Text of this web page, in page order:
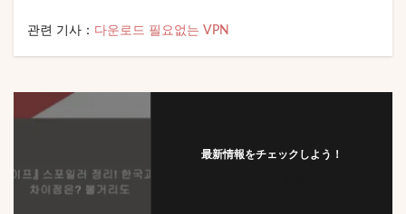
관련 기사： 다운로드 필요없는 VPN
最新情報をチェックしよう！